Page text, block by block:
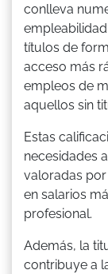
conlleva
títulos de
acceso más
empleos de
aquellos sin
Estas
necesidades
valoradas
en salarios
profesional.
Además, la
contribuye a